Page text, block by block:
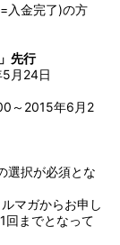
入金完了)の方
先行
月24日
～2015年6月2
選択が必須とな
マガからお申し
回までとなって